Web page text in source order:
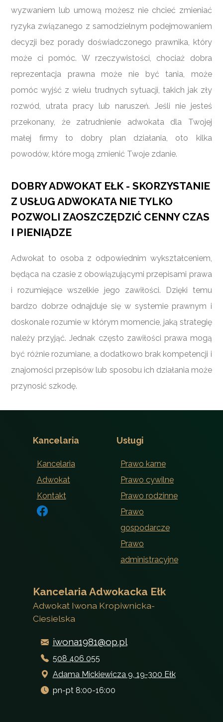
wyzwaniem lub umową możesz nie chcieć zmieniać
ryzyka związanego z samodzielnym podejmowaniem
decyzji bez porady doświadczonego prawnika, który
może ci pomóc. W rzeczywistości, chociaż dobra
reprezentacja prawna może nie być tania, może
pomóc wyjść z wielu trudnych sytuacji, takich jak zły
rozwód, utrata pracy lub naruszeń. Jeśli nie jesteś
przekonany, że zatrudnienie adwokata dla Twojej
małej firmy to dobry plan działania, oto kilka
powodów, które mogą zmienić Twoje zdanie.
DOBRY ADWOKAT EŁK - SKORZYSTANIE
Z USŁUG ADWOKATA NIE TYLKO
POZWOLI ZAOSZCZĘDZIĆ CENNY CZAS
I PIENIĄDZE
Adwokat to osoba z odpowiednim wykształceniem,
będąca na czasie z obowiązującymi przepisami prawa
i rozumiejące wszelkie jego zawiłości. Dzięki temu
bardzo dobrze odnajduje się w systemie prawnym i
doskonale rozumie w którym momencie, jaką strategię
należy przyjąć. Jednak często zawiłości prawa mogą
być różnie rozumiane, a dodatkowo brak kompetencji i
znajomości przepisów lub sposobu ich działania może
przynosić szkodę.
Kancelaria
Kancelaria
Adwokat
Kontakt
Usługi
Prawo karne
Prawo cywilne
Prawo rodzinne
Prawo
gospodarcze
Prawo
administracyjne
Kancelaria Adwokacka Ełk
Adwokat Iwona Kropiwnicka-
Ciesielska
iwona1981@op.pl
508 406 055
Adama Mickiewicza 9, 19-300 Ełk
pn-pt 8:00-16:00